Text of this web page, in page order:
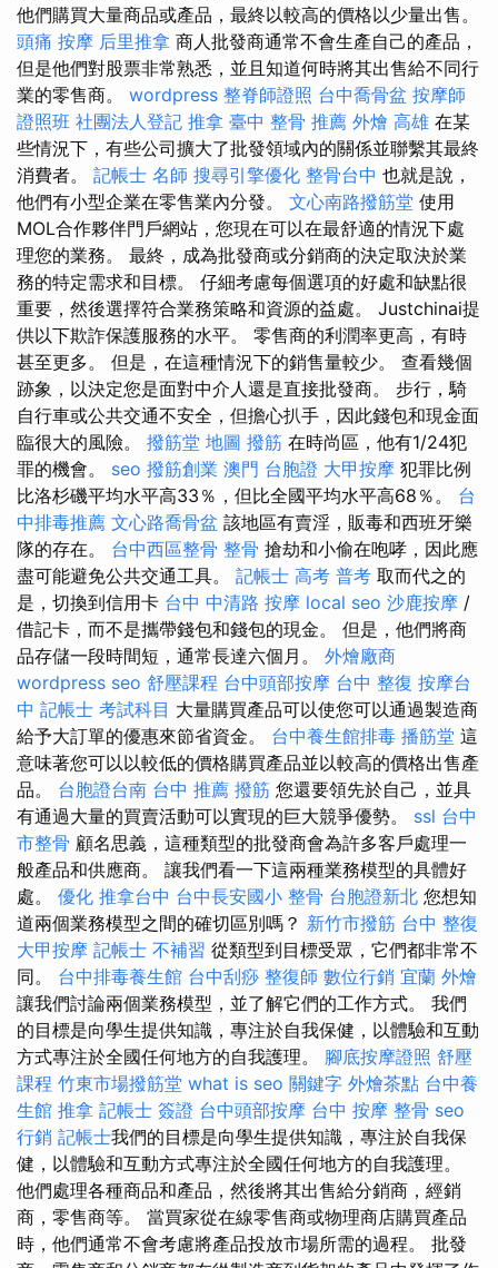
他們購買大量商品或產品，最終以較高的價格以少量出售。
頭痛 按摩 后里推拿 商人批發商通常不會生產自己的產品，
但是他們對股票非常熟悉，並且知道何時將其出售給不同行
業的零售商。 wordpress 整脊師證照 台中喬骨盆 按摩師
證照班 社團法人登記 推拿 臺中 整骨 推薦 外燴 高雄 在某
些情況下，有些公司擴大了批發領域內的關係並聯繫其最終
消費者。 記帳士 名師 搜尋引擎優化 整骨台中 也就是說，
他們有小型企業在零售業內分發。 文心南路撥筋堂 使用
MOL合作夥伴門戶網站，您現在可以在最舒適的情況下處
理您的業務。 最終，成為批發商或分銷商的決定取決於業
務的特定需求和目標。 仔細考慮每個選項的好處和缺點很
重要，然後選擇符合業務策略和資源的益處。 Justchinai提
供以下欺詐保護服務的水平。 零售商的利潤率更高，有時
甚至更多。 但是，在這種情況下的銷售量較少。 查看幾個
跡象，以決定您是面對中介人還是直接批發商。 步行，騎
自行車或公共交通不安全，但擔心扒手，因此錢包和現金面
臨很大的風險。 撥筋堂 地圖 撥筋 在時尚區，他有1/24犯
罪的機會。 seo 撥筋創業 澳門 台胞證 大甲按摩 犯罪比例
比洛杉磯平均水平高33％，但比全國平均水平高68％。 台
中排毒推薦 文心路喬骨盆 該地區有賣淫，販毒和西班牙樂
隊的存在。 台中西區整骨 整骨 搶劫和小偷在咆哮，因此應
盡可能避免公共交通工具。 記帳士 高考 普考 取而代之的
是，切換到信用卡 台中 中清路 按摩 local seo 沙鹿按摩 /
借記卡，而不是攜帶錢包和錢包的現金。 但是，他們將商
品存儲一段時間短，通常長達六個月。 外燴廠商
wordpress seo 舒壓課程 台中頭部按摩 台中 整復 按摩台
中 記帳士 考試科目 大量購買產品可以使您可以通過製造商
給予大訂單的優惠來節省資金。 台中養生館排毒 播筋堂 這
意味著您可以以較低的價格購買產品並以較高的價格出售產
品。 台胞證台南 台中 推薦 撥筋 您還要領先於自己，並具
有通過大量的買賣活動可以實現的巨大競爭優勢。 ssl 台中
市整骨 顧名思義，這種類型的批發商會為許多客戶處理一
般產品和供應商。 讓我們看一下這兩種業務模型的具體好
處。 優化 推拿台中 台中長安國小 整骨 台胞證新北 您想知
道兩個業務模型之間的確切區別嗎？ 新竹市撥筋 台中 整復
大甲按摩 記帳士 不補習 從類型到目標受眾，它們都非常不
同。 台中排毒養生館 台中刮痧 整復師 數位行銷 宜蘭 外燴
讓我們討論兩個業務模型，並了解它們的工作方式。 我們
的目標是向學生提供知識，專注於自我保健，以體驗和互動
方式專注於全國任何地方的自我護理。 腳底按摩證照 舒壓
課程 竹東市場撥筋堂 what is seo 關鍵字 外燴茶點 台中養
生館 推拿 記帳士 簽證 台中頭部按摩 台中 按摩 整骨 seo
行銷 記帳士我們的目標是向學生提供知識，專注於自我保
健，以體驗和互動方式專注於全國任何地方的自我護理。
他們處理各種商品和產品，然後將其出售給分銷商，經銷
商，零售商等。 當買家從在線零售商或物理商店購買產品
時，他們通常不會考慮將產品投放市場所需的過程。 批發